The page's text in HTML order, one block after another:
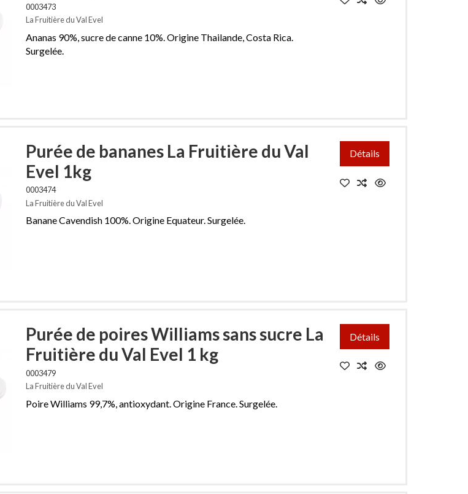
0003473
La Fruitière du Val Evel
Ananas 90%, sucre de canne 10%. Origine Thailande, Costa Rica.
Surgelée.
Purée de bananes La Fruitière du Val
Evel 1kg
0003474
La Fruitière du Val Evel
Banane Cavendish 100%. Origine Equateur. Surgelée.
Détails
Purée de poires Williams sans sucre La
Fruitière du Val Evel 1 kg
0003479
La Fruitière du Val Evel
Poire Williams 99,7%, antioxydant. Origine France. Surgelée.
Détails